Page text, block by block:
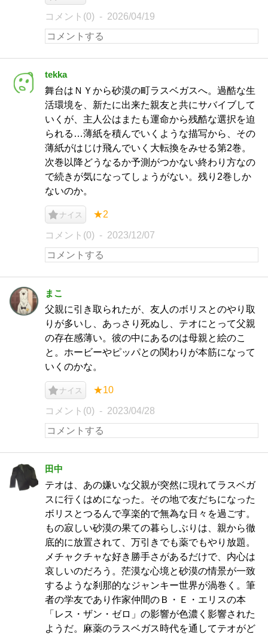
コメント(0) 2026/04/19
tekka
舞台はＮＹから砂漠の町ラスベガスへ。過酷な生
活環境を、新たに出来た親友と共にサバイブして
いくが、主人公はまたも運命から残酷な選択を迫
られる…薄紙を積んでいくような描写から、その
薄紙がはじけ飛んでいく大転換をみせる第2巻。
次巻以降どうなるか予測がつかない終わり方なの
で続きが気になってしょうがない。残り2巻しか
ないのか。
ナイス ★2
コメント(0) 2023/12/07
まこ
父親に引き取られたが、友人のボリスとのやり取
りが多いし、あっさり死ぬし、テオにとって父親
の存在感薄い。彼の中にあるのは母親と絵のこ
と。ホービーやピッパとの関わりが本筋になって
いくのかな。
ナイス ★10
コメント(0) 2023/04/28
田中
テオは、あの嫌いな父親が突然に現れてラスベガ
スに行くはめになった。その地で友だちになった
ボリスとつるんで享楽的で無為な日々を過ごす。
もの寂しい砂漠の果ての暮らしぶりは、親から徹
底的に放置されて、万引きでも薬でもやり放題。
メチャクチャな好き勝手さがあるだけで、内心は
哀しいのだろう。茫漠な心境と砂漠の情景が一致
するような刹那的なジャンキー世界が渦巻く。筆
者の学友であり作家仲間のＢ・Ｅ・エリスの本
「レス・ザン・ゼロ」の影響が色濃く影響された
ようだ。麻薬のラスベガス時代を通してテオがど